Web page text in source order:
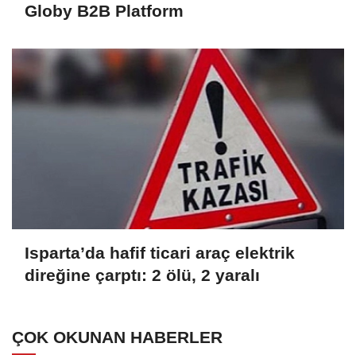
Globy B2B Platform
Isparta’da hafif ticari araç elektrik
direğine çarptı: 2 ölü, 2 yaralı
ÇOK OKUNAN HABERLER